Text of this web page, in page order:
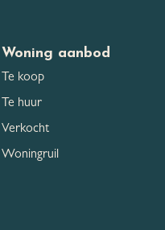
Woning aanbod
Te koop
Te huur
Verkocht
Woningruil